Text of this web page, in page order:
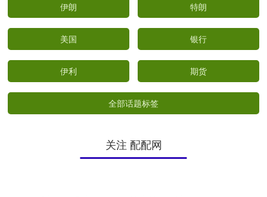
伊朗 特朗
美国 银行
伊利 期货
全部话题标签
关注 配配网